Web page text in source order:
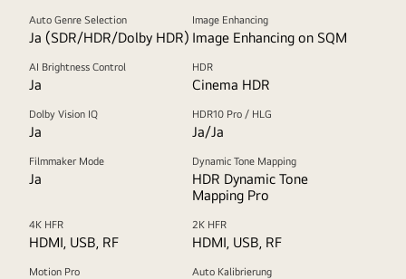
Auto Genre Selection
Ja (SDR/HDR/Dolby HDR)
Image Enhancing
Image Enhancing on SQM
AI Brightness Control
Ja
HDR
Cinema HDR
Dolby Vision IQ
Ja
HDR10 Pro / HLG
Ja/Ja
Filmmaker Mode
Ja
Dynamic Tone Mapping
HDR Dynamic Tone
Mapping Pro
4K HFR
HDMI, USB, RF
2K HFR
HDMI, USB, RF
Motion Pro Auto Kalibrierung